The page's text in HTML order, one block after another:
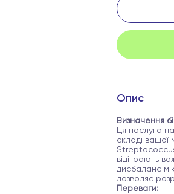
Опис
Визначення
Ця послуга
складі вашої
відіграють
дисбаланс
дозволяє
Переваги: